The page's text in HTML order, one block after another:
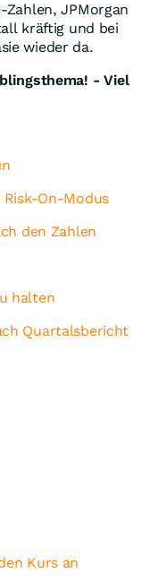
JPMorgan
kräftig und bei
wieder da.
- Viel
On-Modus
den Zahlen
halten
Quartalsbericht
Kurs an